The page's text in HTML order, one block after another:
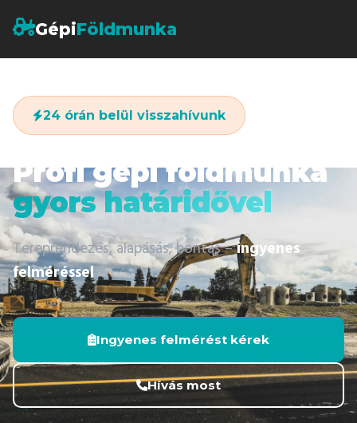
GépiFöldmunka
24 órán belül visszahívunk
Profi gépi földmunka
gyors határidővel
Tereprendezés, alapásás, bontás –ingyenes
felméréssel
Ingyenes felmérést kérek
Hívás most